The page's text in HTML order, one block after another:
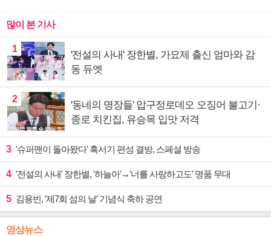
많이 본 기사
1
'전설의 사내' 장한별, 가요제 출신 엄마와 감
동 듀엣
2
'동네의 명장들' 압구정로데오 오징어 불고기·
종로 치킨집, 유승목 입맛 저격
3 '슈퍼맨이 돌아왔다' 혹서기 편성 결방, 스페셜 방송
4 '전설의 사내' 장한별, '하늘아'→'너를 사랑하고도' 명품 무대
5 김용빈, '제7회 섬의 날' 기념식 축하 공연
영상뉴스